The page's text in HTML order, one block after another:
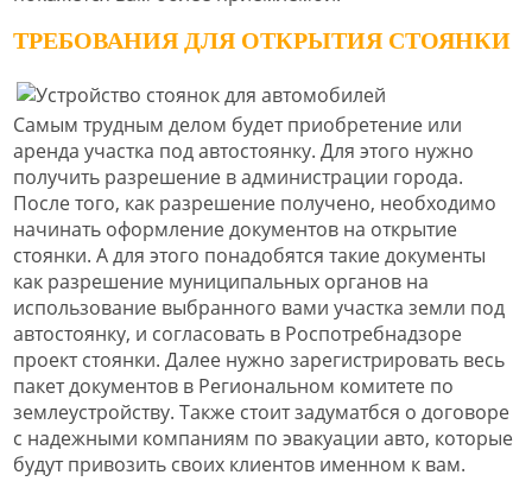
ТРЕБОВАНИЯ ДЛЯ ОТКРЫТИЯ СТОЯНКИ
Самым трудным делом будет приобретение или
аренда участка под автостоянку. Для этого нужно
получить разрешение в администрации города.
После того, как разрешение получено, необходимо
начинать оформление документов на открытие
стоянки. А для этого понадобятся такие документы
как разрешение муниципальных органов на
использование выбранного вами участка земли под
автостоянку, и согласовать в Роспотребнадзоре
проект стоянки. Далее нужно зарегистрировать весь
пакет документов в Региональном комитете по
землеустройству. Также стоит задуматбся о договоре
с надежными компаниям по эвакуации авто, которые
будут привозить своих клиентов именном к вам.